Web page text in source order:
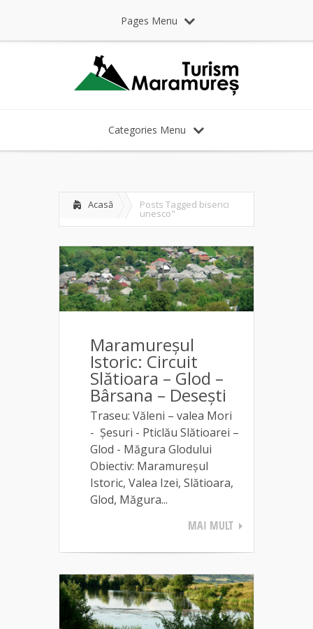
Pages Menu
Categories Menu
Acasă Posts Tagged biserici
unesco"
Maramureşul
Istoric: Circuit
Slătioara – Glod –
Bârsana – Desești
Traseu: Văleni – valea Mori
- Şesuri - Pticlău Slătioarei –
Glod - Măgura Glodului
Obiectiv: Maramureşul
Istoric, Valea Izei, Slătioara,
Glod, Măgura...
MAI MULT